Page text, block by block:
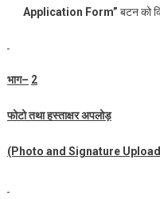
Application Form” बटन को
भाग– 2
फोटो तथा हस्ताक्षर अपलोड़
(Photo and Signature